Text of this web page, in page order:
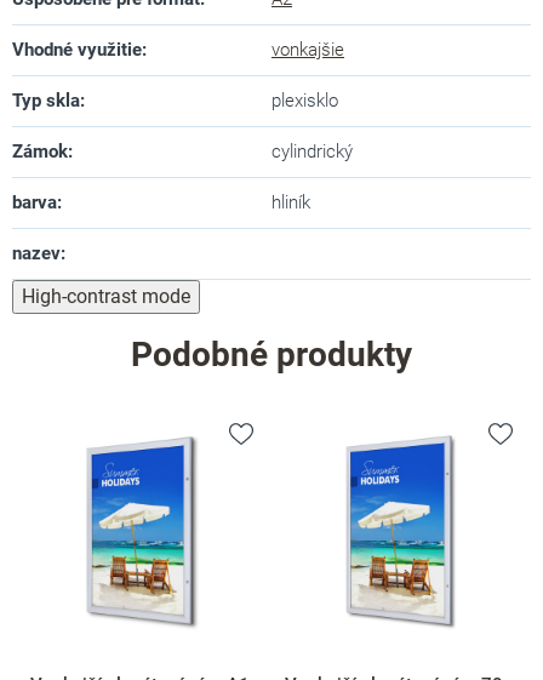
Vhodné využitie: vonkajšie
Typ skla: plexisklo
Zámok: cylindrický
barva: hliník
nazev:
High-contrast mode
Podobné produkty